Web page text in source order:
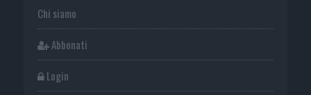
Chi siamo
Abbonati
Login